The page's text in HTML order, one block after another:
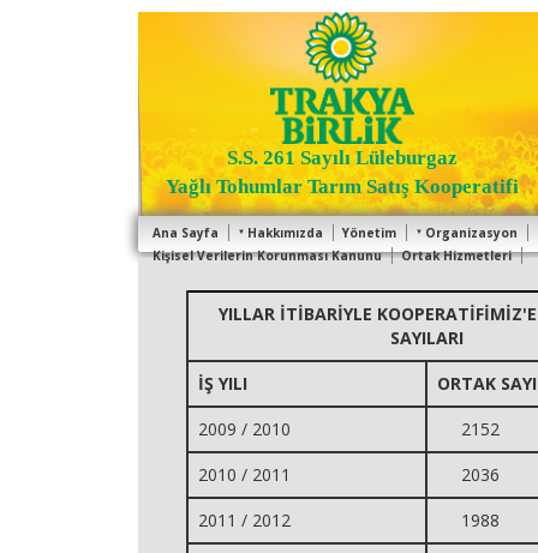
S.S. 261 Sayılı Lüleburgaz
Yağlı Tohumlar Tarım Satış Kooperatifi
Ana Sayfa Hakkımızda Yönetim
Organizasyon
Kişisel Verilerin Korunması Kanunu
Ortak Hizmetleri
YILLAR İTİBARİYLE
SAYILARI
İŞ YILI
ORTAK
2009 / 2010
2152
2010 / 2011
2036
2011 / 2012
1988